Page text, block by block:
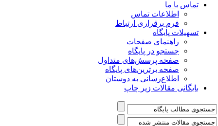
تماس با ما
اطلاعات تماس
فرم برقراری ارتباط
تسهیلات پایگاه
راهنمای صفحات
جستجو در پایگاه
صفحه پرسش‌های متداول
صفحه برترین‌های پایگاه
اطلاع‌رسانی به دوستان
بایگانی مقالات زیر چاپ